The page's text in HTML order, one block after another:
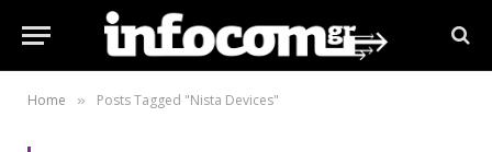
Home » Posts Tagged "Nista Devices"